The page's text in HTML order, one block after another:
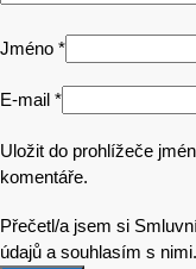
Jméno *
E-mail *
Uložit do prohlížeče
komentáře.
Přečetl/a jsem si
údajů a souhlasím s nimi.